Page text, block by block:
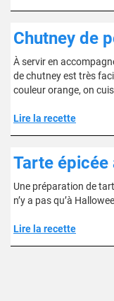
Chutney de
À servir en
de chutney est très
couleur orange, on
Lire la recette
Tarte
Une préparation de
n’y a pas qu’à
Lire la recette